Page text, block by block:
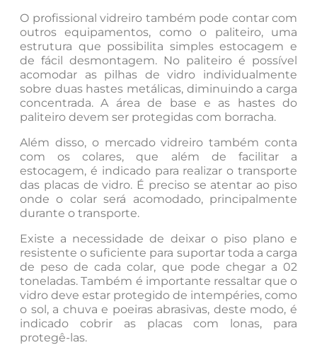
O profissional vidreiro também pode contar com
outros equipamentos, como o paliteiro, uma
estrutura que possibilita simples estocagem e
de fácil desmontagem. No paliteiro é possível
acomodar as pilhas de vidro individualmente
sobre duas hastes metálicas, diminuindo a carga
concentrada. A área de base e as hastes do
paliteiro devem ser protegidas com borracha.
Além disso, o mercado vidreiro também conta
com os colares, que além de facilitar a
estocagem, é indicado para realizar o transporte
das placas de vidro. É preciso se atentar ao piso
onde o colar será acomodado, principalmente
durante o transporte.
Existe a necessidade de deixar o piso plano e
resistente o suficiente para suportar toda a carga
de peso de cada colar, que pode chegar a 02
toneladas. Também é importante ressaltar que o
vidro deve estar protegido de intempéries, como
o sol, a chuva e poeiras abrasivas, deste modo, é
indicado cobrir as placas com lonas, para
protegê-las.